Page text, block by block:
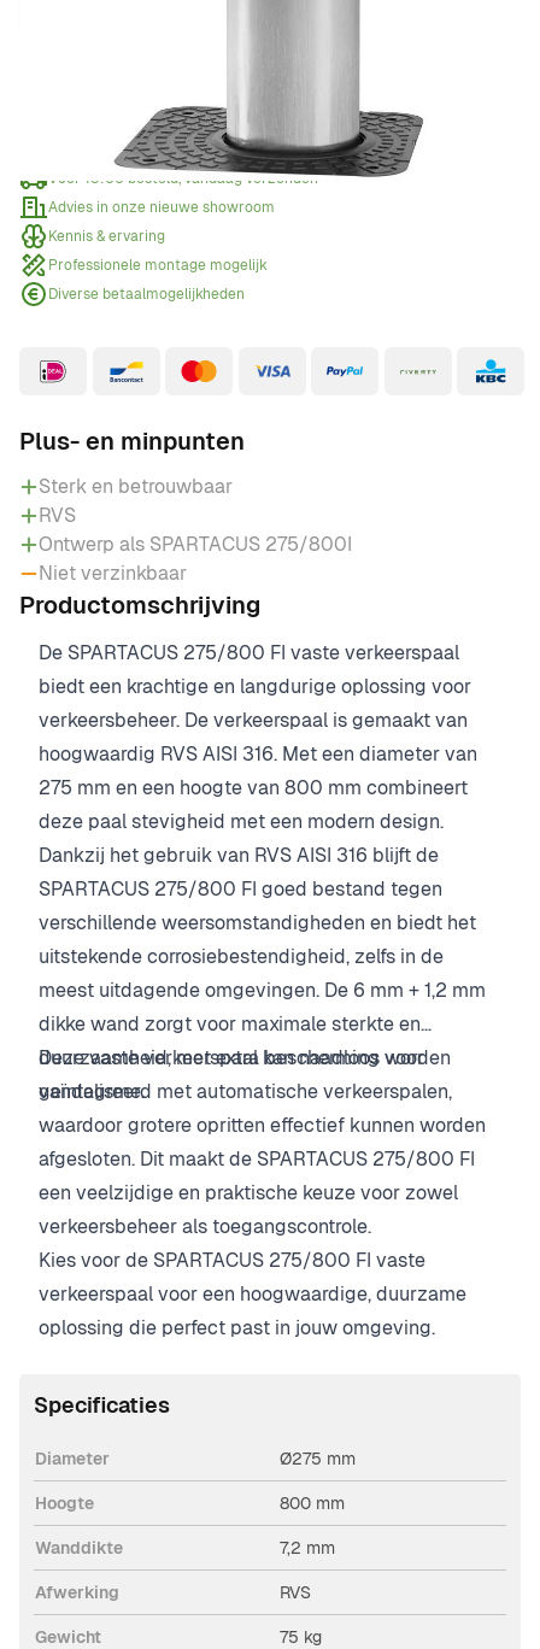
Wanneer een offerte aanvragen?
Voor 15:00 besteld, vandaag verzonden
Advies in onze nieuwe showroom
Kennis & ervaring
Professionele montage mogelijk
Diverse betaalmogelijkheden
Plus- en minpunten
Sterk en betrouwbaar
RVS
Ontwerp als SPARTACUS 275/800I
Niet verzinkbaar
Productomschrijving
De SPARTACUS 275/800 FI vaste verkeerspaal
biedt een krachtige en langdurige oplossing voor
verkeersbeheer. De verkeerspaal is gemaakt van
hoogwaardig RVS AISI 316. Met een diameter van
275 mm en een hoogte van 800 mm combineert
deze paal stevigheid met een modern design.
Dankzij het gebruik van RVS AISI 316 blijft de
SPARTACUS 275/800 FI goed bestand tegen
verschillende weersomstandigheden en biedt het
uitstekende corrosiebestendigheid, zelfs in de
meest uitdagende omgevingen. De 6 mm + 1,2 mm
dikke wand zorgt voor maximale sterkte en
duurzaamheid, met extra bescherming voor
vandalisme.
Deze vaste verkeerspaal kan naadloos worden
geïntegreerd met automatische verkeerspalen,
waardoor grotere opritten effectief kunnen worden
afgesloten. Dit maakt de SPARTACUS 275/800 FI
een veelzijdige en praktische keuze voor zowel
verkeersbeheer als toegangscontrole.
Kies voor de SPARTACUS 275/800 FI vaste
verkeerspaal voor een hoogwaardige, duurzame
oplossing die perfect past in jouw omgeving.
Specificaties
Diameter Ø275 mm
Hoogte 800 mm
Wanddikte 7,2 mm
Afwerking RVS
Gewicht 75 kg